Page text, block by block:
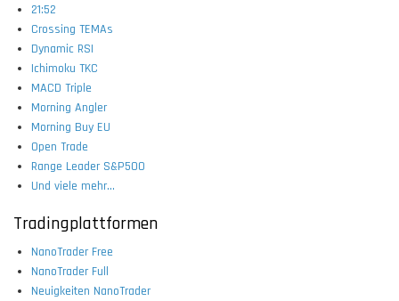
21:52
Crossing TEMAs
Dynamic RSI
Ichimoku TKC
MACD Triple
Morning Angler
Morning Buy EU
Open Trade
Range Leader S&P500
Und viele mehr...
Tradingplattformen
NanoTrader Free
NanoTrader Full
Neuigkeiten NanoTrader